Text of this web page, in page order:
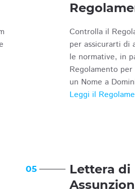
Controlla il
per assicurarti di
le normative, in
Regolamento
un Nome a
Leggi il
05
Lettera di